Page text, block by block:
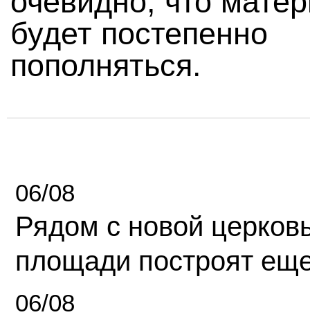
будет постепенно
пополняться.
06/08
Рядом с новой
площади построят
06/08